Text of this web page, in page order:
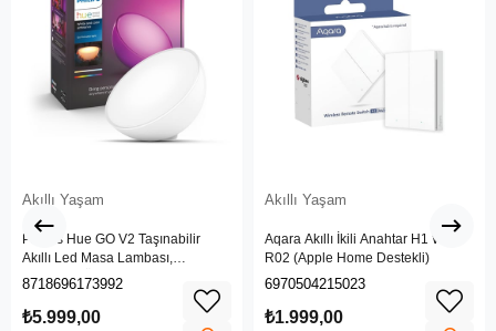
Akıllı Yaşam
Philips Hue GO V2 Taşınabilir
Akıllı Led Masa Lambası,
Bluetooth Özellikli, Beyaz ve
8718696173992
₺5.999,00
Akıllı Yaşam
Aqara Akıllı İkili Anahtar H1 WRS-
R02 (Apple Home Destekli)
6970504215023
₺1.999,00